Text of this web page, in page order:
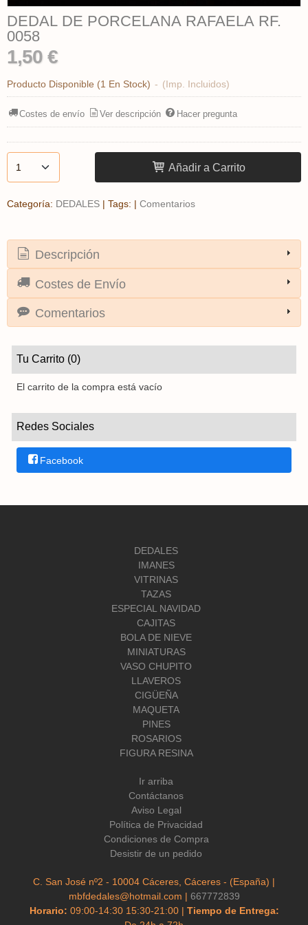
Tu Carrito (0)
El carrito de la compra está vacío
Redes Sociales
Facebook
DEDAL DE PORCELANA RAFAELA RF.
0058
1,50 €
Producto Disponible (1 En Stock) - (Imp. Incluidos)
Costes de envío Ver descripción Hacer pregunta
Añadir a Carrito
Categoría: DEDALES | Tags: | Comentarios
Descripción
Costes de Envío
Comentarios
DEDALES
IMANES
VITRINAS
TAZAS
ESPECIAL NAVIDAD
CAJITAS
BOLA DE NIEVE
MINIATURAS
VASO CHUPITO
LLAVEROS
CIGÜEÑA
MAQUETA
PINES
ROSARIOS
FIGURA RESINA
Ir arriba
Contáctanos
Aviso Legal
Política de Privacidad
Condiciones de Compra
Desistir de un pedido
C. San José nº2 - 10004 Cáceres, Cáceres - (España) |
mbfdedales@hotmail.com | 667772839
Horario: 09:00-14:30 15:30-21:00 | Tiempo de Entrega: